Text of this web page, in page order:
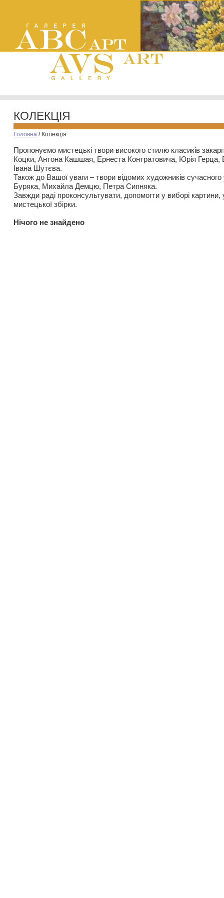
КОЛЕКЦІЯ
Головна / Колекція
Пропонуємо мистецькі твори високого стилю класиків
Коцки, Антона Кашшая, Ернеста Контратовича, Юрія
Івана Шутєва.
Також до Вашої уваги – твори відомих художників
Буряка, Михайла Демцю, Петра Сипняка.
Завжди раді проконсультувати, допомогти у виборі картини,
мистецької збірки.
Нiчого не знайдено